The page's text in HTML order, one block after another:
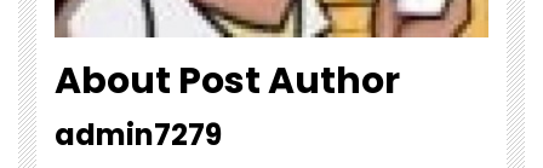
About Post Author
admin7279